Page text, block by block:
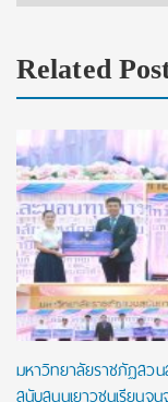
Related
มหาวิทยาลัยราชภัฏสว
สนับสนุนเยาวชนเรียนจ